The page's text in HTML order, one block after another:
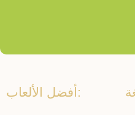
أفضل الألعاب: